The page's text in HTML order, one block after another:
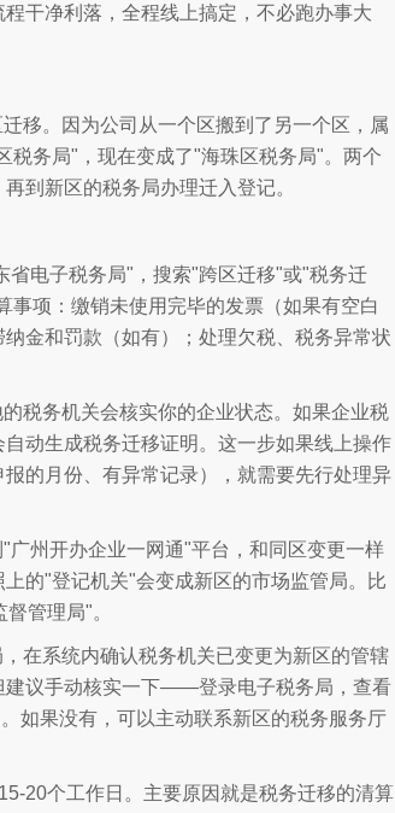
干净利落，全程线上搞定，不必跑办事大
移。因为公司从一个区搬到了另一个区，属
务局"，现在变成了"海珠区税务局"。两个
到新区的税务局办理迁入登记。
电子税务局"，搜索"跨区迁移"或"税务迁
项：缴销未使用完毕的发票（如果有空白
金和罚款（如有）；处理欠税、税务异常状
税务机关会核实你的企业状态。如果企业税
生成税务迁移证明。这一步如果线上操作
的月份、有异常记录），就需要先行处理异
州开办企业一网通"平台，和同区变更一样
的"登记机关"会变成新区的市场监管局。比
管理局"。
在系统内确认税务机关已变更为新区的管辖
建议手动核实一下——登录电子税务局，查看
如果没有，可以主动联系新区的税务服务厅
20个工作日。主要原因就是税务迁移的清算